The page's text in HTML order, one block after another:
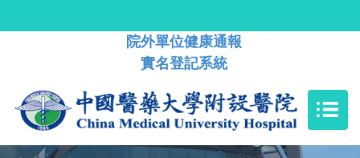
院外單位健康通報
實名登記系統